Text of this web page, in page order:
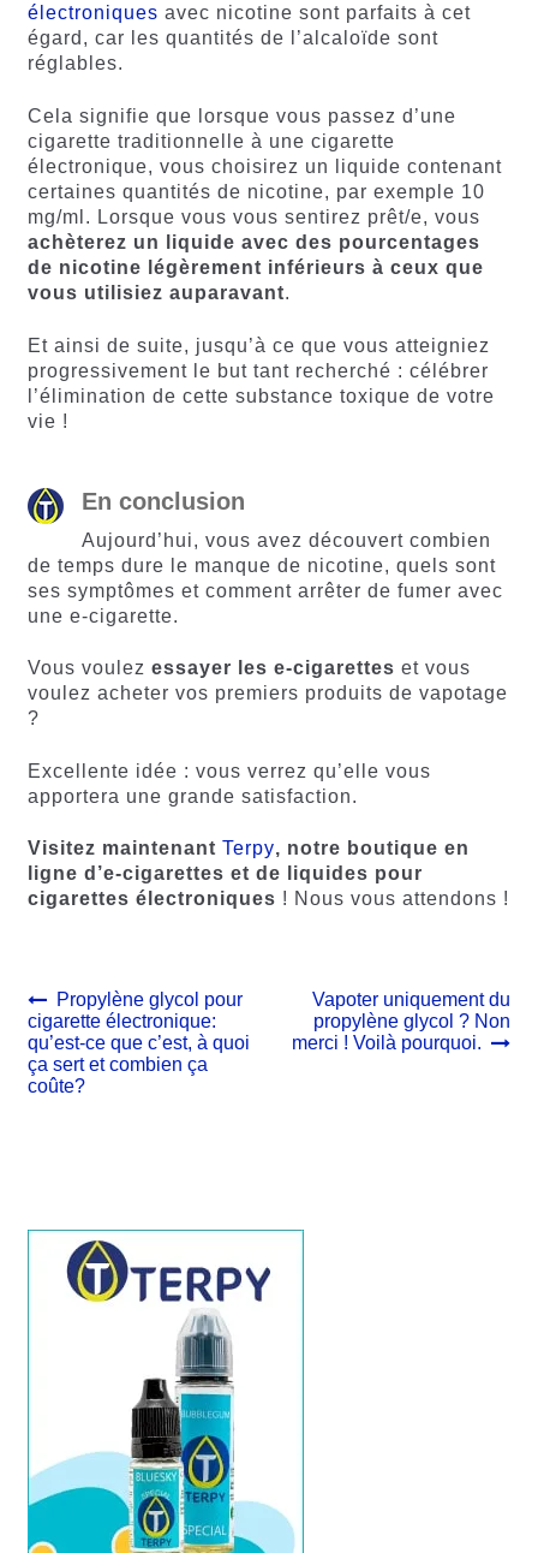
électroniques avec nicotine sont parfaits à cet
égard, car les quantités de l’alcaloïde sont
réglables.
Cela signifie que lorsque vous passez d’une
cigarette traditionnelle à une cigarette
électronique, vous choisirez un liquide contenant
certaines quantités de nicotine, par exemple 10
mg/ml. Lorsque vous vous sentirez prêt/e, vous
achèterez un liquide avec des pourcentages
de nicotine légèrement inférieurs à ceux que
vous utilisiez auparavant.
Et ainsi de suite, jusqu’à ce que vous atteigniez
progressivement le but tant recherché : célébrer
l’élimination de cette substance toxique de votre
vie !
En conclusion
Aujourd’hui, vous avez découvert combien
de temps dure le manque de nicotine, quels sont
ses symptômes et comment arrêter de fumer avec
une e-cigarette.
Vous voulez essayer les e-cigarettes et vous
voulez acheter vos premiers produits de vapotage
?
Excellente idée : vous verrez qu’elle vous
apportera une grande satisfaction.
Visitez maintenant Terpy, notre boutique en
ligne d’e-cigarettes et de liquides pour
cigarettes électroniques ! Nous vous attendons !
Navigation
de
l’article
Article
précédent :
Propylène glycol pour
cigarette électronique:
qu’est-ce que c’est, à quoi
ça sert et combien ça
coûte?
Article
suivant :
Vapoter uniquement du
propylène glycol ? Non
merci ! Voilà pourquoi.